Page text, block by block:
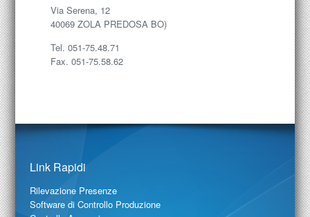
Via Serena, 12
40069 ZOLA PREDOSA BO)
Tel. 051-75.48.71
Fax. 051-75.58.62
Link Rapidi
Rilevazione Presenze
Software di Controllo Produzione